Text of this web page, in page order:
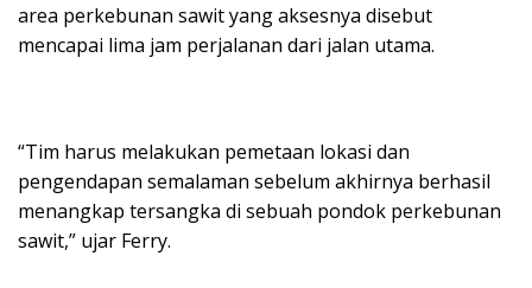
area perkebunan sawit yang aksesnya disebut
mencapai lima jam perjalanan dari jalan utama.
“Tim harus melakukan pemetaan lokasi dan
pengendapan semalaman sebelum akhirnya berhasil
menangkap tersangka di sebuah pondok perkebunan
sawit,” ujar Ferry.